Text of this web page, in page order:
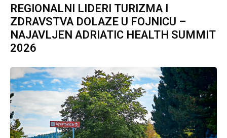
REGIONALNI LIDERI TURIZMA I
ZDRAVSTVA DOLAZE U FOJNICU –
NAJAVLJEN ADRIATIC HEALTH SUMMIT
2026